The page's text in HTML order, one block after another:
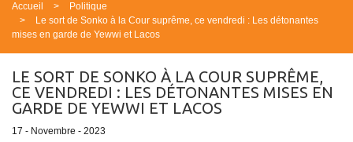
Accueil
Politique
Le sort de Sonko à la Cour suprême, ce vendredi : Les détonantes
mises en garde de Yewwi et Lacos
LE SORT DE SONKO À LA COUR SUPRÊME,
CE VENDREDI : LES DÉTONANTES MISES EN
GARDE DE YEWWI ET LACOS
17 - Novembre - 2023